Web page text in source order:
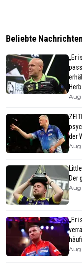
Beliebte Nachrichten
„Er
Aug
der
Aug
Der
Aug
„Er
Aug